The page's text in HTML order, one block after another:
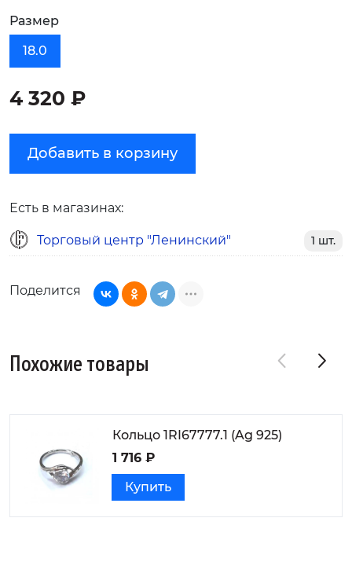
Размер
18.0
4 320 ₽
Добавить в корзину
Есть в магазинах:
Торговый центр "Ленинский" 1 шт.
Поделится
Похожие товары
Кольцо 1RI67777.1 (Ag 925)
1 716 ₽
Купить